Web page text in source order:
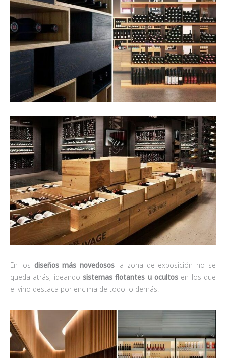
En los diseños más novedosos la zona de exposición no se
queda atrás, ideando sistemas flotantes u ocultos en los que
el vino destaca por encima de todo lo demás.